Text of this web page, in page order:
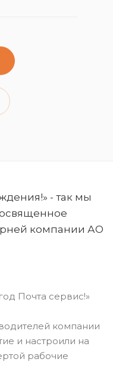
- так мы
компании АО
Почта сервис!»
компании
и настроили на
рабочие